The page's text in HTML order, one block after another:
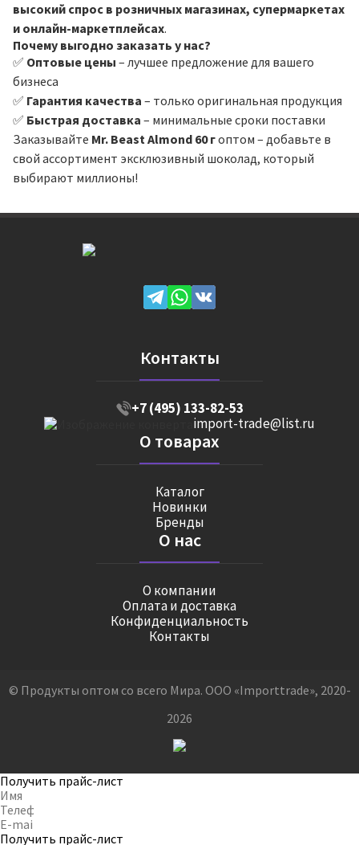
высокий спрос в розничных магазинах, супермаркетах
и онлайн-маркетплейсах.
Почему выгодно заказать у нас?
✅ Оптовые цены – лучшее предложение для вашего
бизнеса
✅ Гарантия качества – только оригинальная продукция
✅ Быстрая доставка – минимальные сроки поставки
Заказывайте Mr. Beast Almond 60 гоптом – добавьте в
свой ассортимент эксклюзивный шоколад, который
выбирают миллионы!
Контакты
+7 (495) 133-82-53
import-trade@list.ru
О товарах
Каталог
Новинки
Бренды
О нас
О компании
Оплата и доставка
Конфиденциальность
Контакты
© Продукты оптом со всего Мира. ООО «Importtrade», 2020-
2026
Получить прайс-лист
Получить прайс-лист